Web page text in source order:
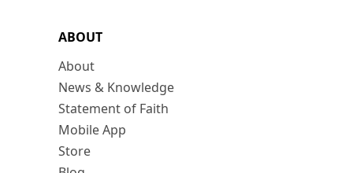
ABOUT
About
News & Knowledge
Statement of Faith
Mobile App
Store